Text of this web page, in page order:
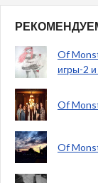
Of
игры-2
Of
Of